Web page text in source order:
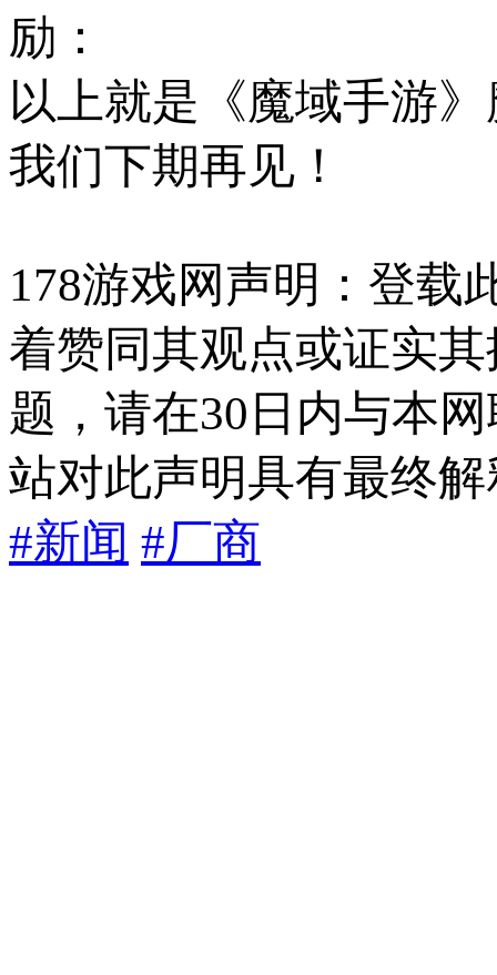
励：
以上就是《魔域手游
我们下期再见！
178游戏网声明：登载
着赞同其观点或证实
题，请在30日内与本
站对此声明具有最终
#新闻 #厂商